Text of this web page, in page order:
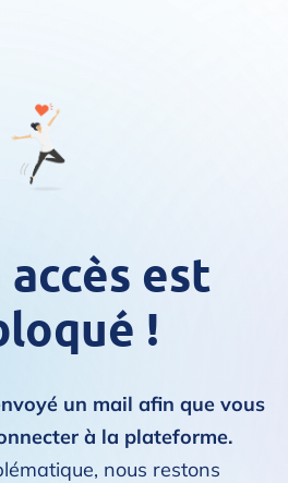
est
!
un mail afin que vous
à la plateforme.
nous restons